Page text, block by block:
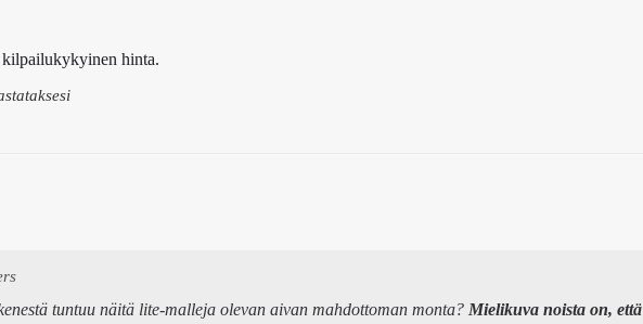
hinta.
tuntuu näitä lite-malleja olevan aivan mahdottoman monta? Mielikuva noista on, että